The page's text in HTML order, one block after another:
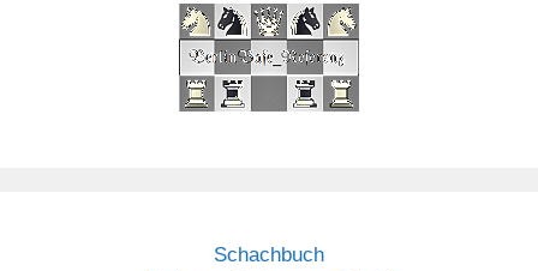
Schachbuch